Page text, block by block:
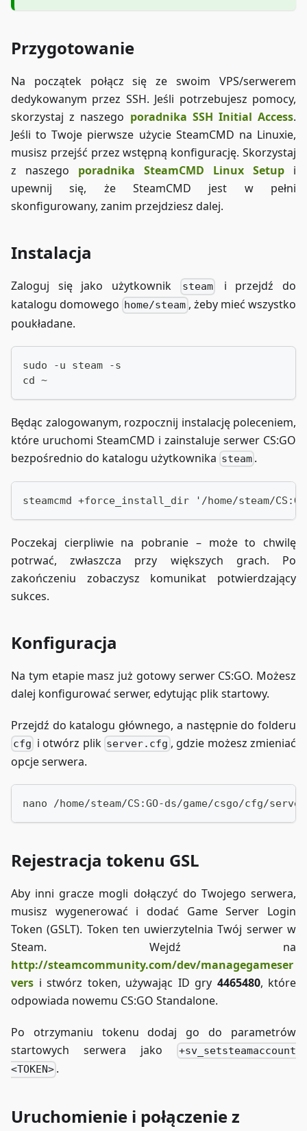
Przygotowanie
Na początek połącz się ze swoim VPS/serwerem
dedykowanym przez SSH. Jeśli potrzebujesz pomocy,
skorzystaj z naszego poradnika SSH Initial Access.
Jeśli to Twoje pierwsze użycie SteamCMD na Linuxie,
musisz przejść przez wstępną konfigurację. Skorzystaj
z naszego poradnika SteamCMD Linux Setup i
upewnij się, że SteamCMD jest w pełni
skonfigurowany, zanim przejdziesz dalej.
Instalacja
Zaloguj się jako użytkownik steam
i przejdź do
katalogu domowego home/steam , żeby mieć wszystko
poukładane.
sudo -u steam -s
cd ~
Będąc zalogowanym, rozpocznij instalację poleceniem,
które uruchomi SteamCMD i zainstaluje serwer CS:GO
bezpośrednio do katalogu użytkownika steam .
steamcmd +force_install_dir '/home/steam/
Poczekaj cierpliwie na pobranie – może to chwilę
potrwać, zwłaszcza przy większych grach. Po
zakończeniu zobaczysz komunikat potwierdzający
sukces.
Konfiguracja
Na tym etapie masz już gotowy serwer CS:GO. Możesz
dalej konfigurować serwer, edytując plik startowy.
Przejdź do katalogu głównego, a następnie do folderu
cfg i otwórz plik server.cfg , gdzie możesz zmieniać
opcje serwera.
nano /home/steam/CS:GO-ds/game/csgo/cfg/
Rejestracja tokenu GSL
Aby inni gracze mogli dołączyć do Twojego serwera,
musisz wygenerować i dodać Game Server Login
Token (GSLT). Token ten uwierzytelnia Twój serwer w
Steam. Wejdź na
http://steamcommunity.com/dev/managegameser
vers i stwórz token, używając ID gry 4465480, które
odpowiada nowemu CS:GO Standalone.
Po otrzymaniu tokenu dodaj go do parametrów
startowych serwera jako
+sv_setsteamaccount
<TOKEN> .
Uruchomienie i połączenie z